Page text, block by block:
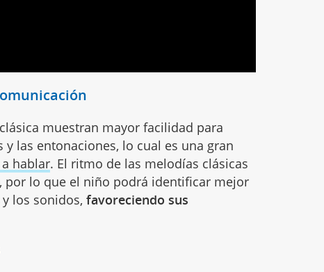
muestran mayor facilidad para
las entonaciones, lo cual es una gran
hablar. El ritmo de las melodías clásicas
lo que el niño podrá identificar mejor
los sonidos, favoreciendo sus